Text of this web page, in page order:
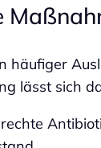
häufiger
lässt sich